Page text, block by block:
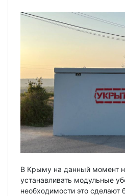
В Крыму на данный момент
устанавливать модульные
необходимости это сделают